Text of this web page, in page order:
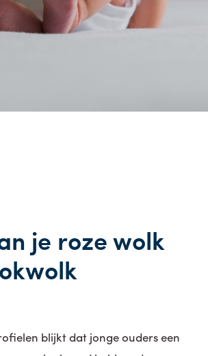
je roze wolk
blijkt dat jonge ouders een